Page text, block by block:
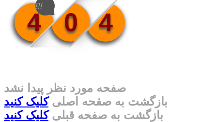
4 0 4
!!!
صفحه مورد نظر پیدا نشد
بازگشت به صفحه اصلیکلیک کنید
بازگشت به صفحه قبلیکلیک کنید